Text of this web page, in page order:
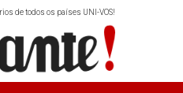
de todos os países UNI-VOS!